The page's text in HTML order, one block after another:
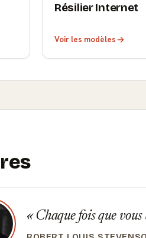
Résilier Internet
Voir les modèles
Chaque fois que vous